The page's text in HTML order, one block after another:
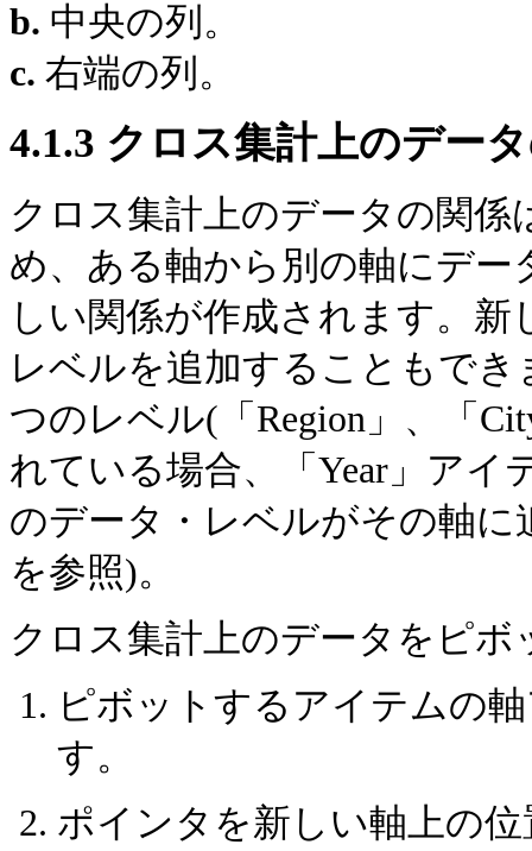
b. 中央の列。
c. 右端の列。
4.1.3 クロス集計上のデー
クロス集計上のデータの関
め、 ある軸から別の軸にデ
しい関係が作成されます。
レベルを追加することもで
つのレベル(「Region」、「
れている場合、「Year」ア
のデータ・レベルがその軸
を参照)。
クロス集計上のデータをピ
ピボットするアイテムの
す。
ポインタを新しい軸上の